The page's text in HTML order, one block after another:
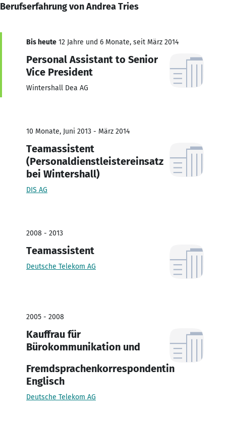
Berufserfahrung von Andrea Tries
Bis heute 12 Jahre und 6 Monate, seit März 2014
Personal Assistant to Senior
Vice President
Wintershall Dea AG
10 Monate, Juni 2013 - März 2014
Teamassistent
(Personaldienstleistereinsatz
bei Wintershall)
DIS AG
2008 - 2013
Teamassistent
Deutsche Telekom AG
2005 - 2008
Kauffrau für
Bürokommunikation und
Fremdsprachenkorrespondentin
Englisch
Deutsche Telekom AG